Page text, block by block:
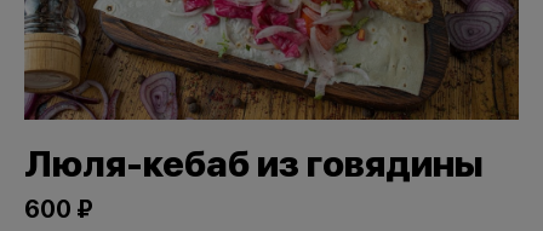
Люля-кебаб из говядины
600 ₽